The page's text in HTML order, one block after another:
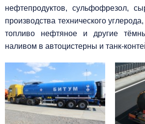
нефтепродуктов, сульфофрезол,
производства технического
топливо нефтяное и другие
наливом в автоцистерны и танк-